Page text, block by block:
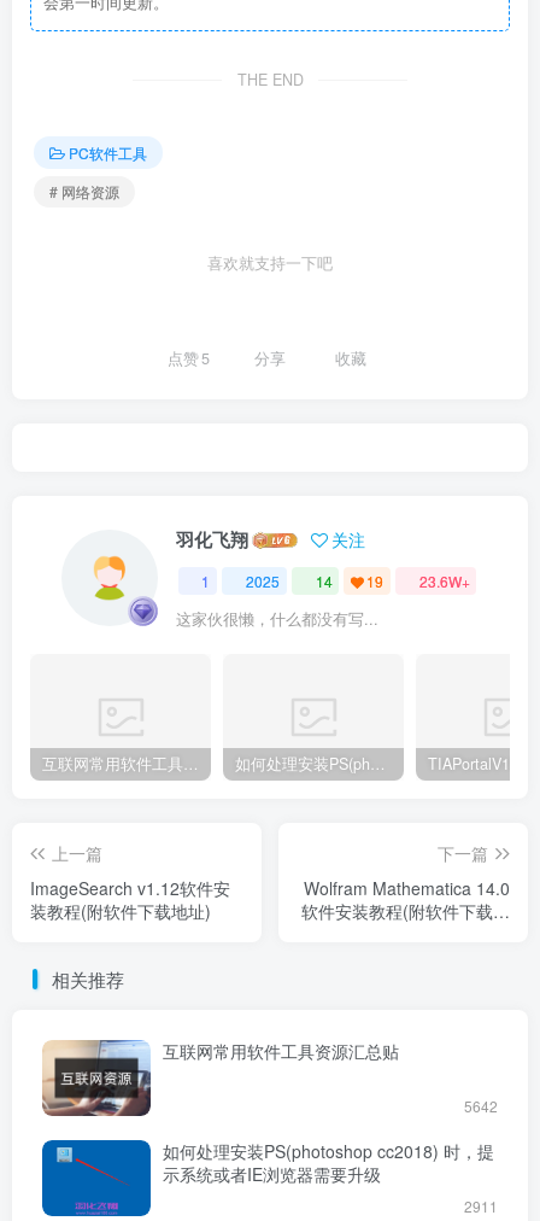
THE END
PC软件工具
# 网络资源
喜欢就支持一下吧
点赞5 分享 收藏
羽化飞翔 关注
1 2025 14 19 23.6W+
这家伙很懒，什么都没有写...
互联网常用软件工具资源汇总贴 如何处理安装PS(photoshop cc2018) 时，提示系统或者IE浏览器需要升级
上一篇
ImageSearch v1.12软件安
装教程(附软件下载地址)
下一篇
Wolfram Mathematica 14.0
软件安装教程(附软件下载地
相关推荐
互联网常用软件工具资源汇总贴
5642
如何处理安装PS(photoshop cc2018) 时，提
示系统或者IE浏览器需要升级
2911